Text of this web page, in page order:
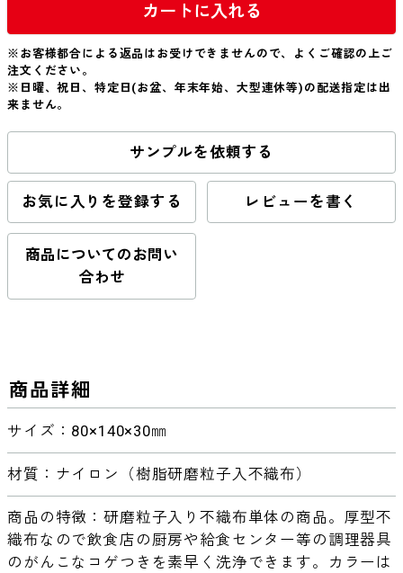
カートに入れる
※お客様都合による返品はお受けできませんので、よくご確認の上ご
注文ください。
※日曜、祝日、特定日(お盆、年末年始、大型連休等)の配送指定は出
来ません。
サンプルを依頼する
お気に入りを登録する レビューを書く
商品についてのお問い
合わせ
商品詳細
サイズ：80×140×30㎜
材質：ナイロン（樹脂研磨粒子入不織布）
商品の特徴：研磨粒子入り不織布単体の商品。厚型不
織布なので飲食店の厨房や給食センター等の調理器具
のがんこなコゲつきを素早く洗浄できます。カラーは